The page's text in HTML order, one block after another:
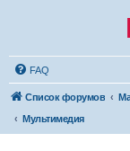
FAQ
Список форумов
Мультимедия